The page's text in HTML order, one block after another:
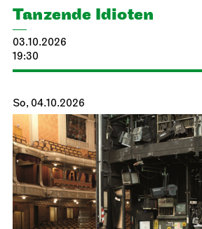
Tanzende Idioten
03.10.2026
19:30
So, 04.10.2026